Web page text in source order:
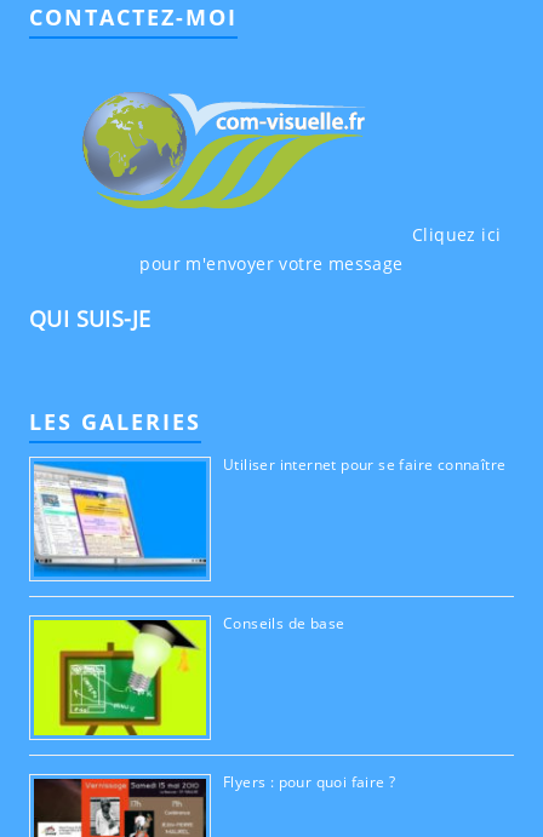
CONTACTEZ-MOI
Cliquez ici
pour m'envoyer votre message
QUI SUIS-JE
LES GALERIES
Utiliser internet pour se faire connaître
Conseils de base
Flyers : pour quoi faire ?